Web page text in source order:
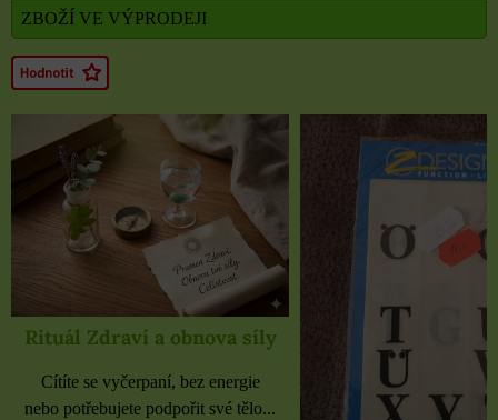
ZBOŽÍ VE VÝPRODEJI
Rituál Zdraví a obnova síly
Cítíte se vyčerpaní, bez energie
nebo potřebujete podpořit své tělo...